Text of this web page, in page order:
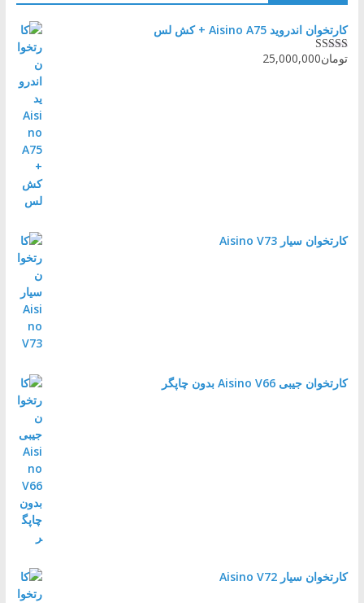
کارتخوان اندروید Aisino A75 + کش لس
نمره5.00از
تومان25,000,000
کارتخوان سیار Aisino V73
کارتخوان جیبی Aisino V66 بدون چاپگر
کارتخوان سیار Aisino V72